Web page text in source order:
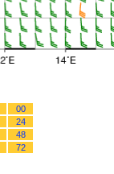
00
24
48
72